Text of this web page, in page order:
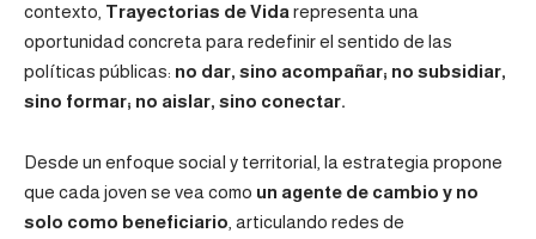
contexto, Trayectorias de Vida representa una
oportunidad concreta para redefinir el sentido de las
políticas públicas: no dar, sino acompañar; no subsidiar,
sino formar; no aislar, sino conectar.
Desde un enfoque social y territorial, la estrategia propone
que cada joven se vea como un agente de cambio y no
solo como beneficiario , articulando redes de